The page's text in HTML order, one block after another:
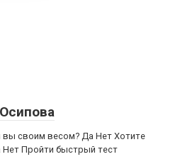
своим весом? Да Нет Хотите
Нет Пройти быстрый тест